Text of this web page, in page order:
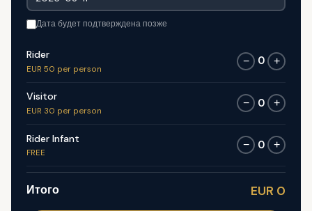
Дата будет подтверждена позже
Rider
EUR 50 per person
− 0 +
Visitor
EUR 30 per person
− 0 +
Rider Infant
FREE
− 0 +
Итого EUR 0